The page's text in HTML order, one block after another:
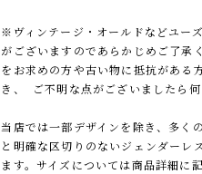
※ヴィンテージ・オールドなどユー
がございますのであらかじめご了承
をお求めの方や古い物に抵抗がある
き、 ご不明な点がございましたら
当店では一部デザインを除き、多く
と明確な区切りのないジェンダーレ
ます。サイズについては商品詳細に